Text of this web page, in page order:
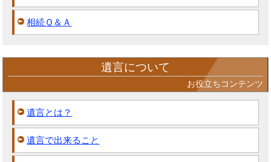
相続Ｑ＆Ａ
遺言について
お役立ちコンテンツ
遺言とは？
遺言で出来ること